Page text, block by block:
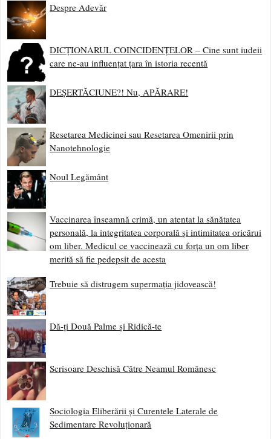
Despre Adevăr
DICȚIONARUL COINCIDENȚELOR – Cine sunt iudeii
care ne-au influențat țara în istoria recentă
DEȘERTĂCIUNE?! Nu, APĂRARE!
Resetarea Medicinei sau Resetarea Omenirii prin
Nanotehnologie
Noul Legământ
Vaccinarea înseamnă crimă, un atentat la sănătatea
personală, la integritatea corporală și intimitatea oricărui
om liber. Medicul ce vaccinează cu forța un om liber
merită să fie pedepsit de acesta
Trebuie să distrugem supermația jidovească!
Dă-ți Două Palme și Ridică-te
Scrisoare Deschisă Către Neamul Românesc
Sociologia Eliberării și Curentele Laterale de
Sedimentare Revoluționară